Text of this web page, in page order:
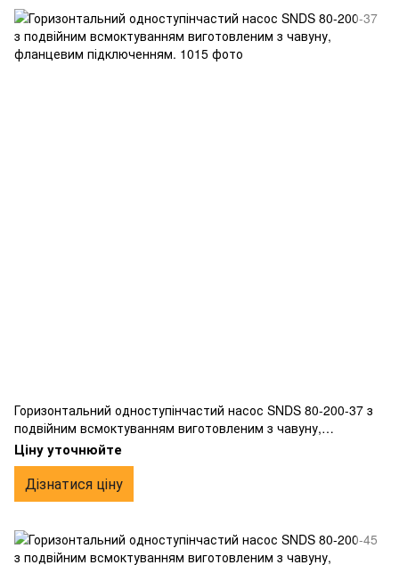
Горизонтальний одноступінчастий насос SNDS 80-200-37 з
подвійним всмоктуванням виготовленим з чавуну,
фланцевим підключенням.
Ціну уточнюйте
Дізнатися ціну